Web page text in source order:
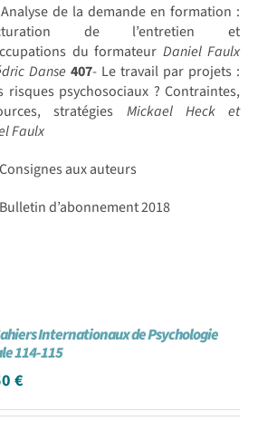
Analyse de la demande en formation :
de l’entretien et
du formateur Daniel Faulx
Danse407- Le travail par projets :
risques psychosociaux ? Contraintes,
stratégies Mickael Heck et
Faulx
aux auteurs
d’abonnement 2018
Internationaux de Psychologie
114-115
€